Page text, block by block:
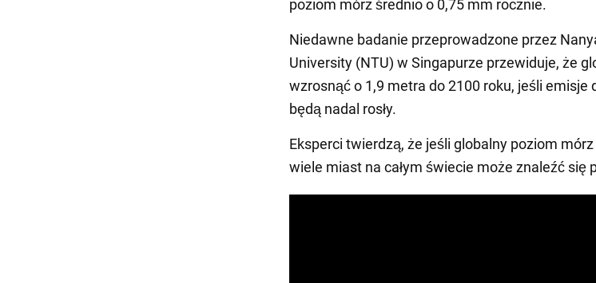
poziom mórz średnio o 0,75 mm rocznie.
Niedawne badanie przeprowadzone przez
University (NTU) w Singapurze przewiduje, że
wzrosnąć o 1,9 metra do 2100 roku, jeśli emisje
będą nadal rosły.
Eksperci twierdzą, że jeśli globalny poziom
wiele miast na całym świecie może znaleźć się